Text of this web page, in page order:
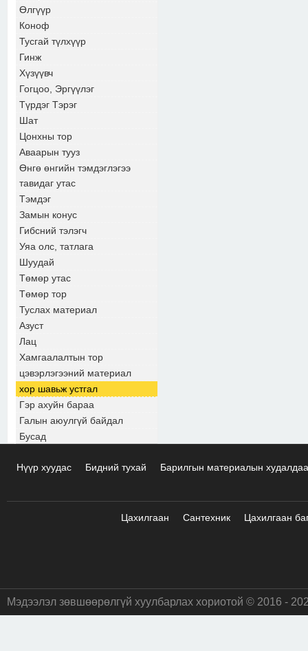
Өлгүүр
Коноф
Тусгай түлхүүр
Гинж
Хүзүүвч
Гогцоо, Эргүүлэг
Түрдэг Тэрэг
Шат
Цонхны тор
Аваарын тууз
Өнгө өнгийн тэмдэглэгээ
тавидаг утас
Тэмдэг
Замын конус
Гибсний тэлэгч
Уяа олс, татлага
Шуудай
Төмөр утас
Төмөр тор
Туслах материал
Азуст
Лац
Хамгаалалтын тор
цэвэрлэгээний материал
хор шавьж устгал
Гэр ахуйн бараа
Галын аюулгүй байдал
Бусад
Нүүр хуудас Бидний тухай Барилгын материалын
Цахилгаан Сантехник Цахилгаан
Мэдээлэл зөвшөөрөлгүй хуулбарлах хориотой © 2016 -